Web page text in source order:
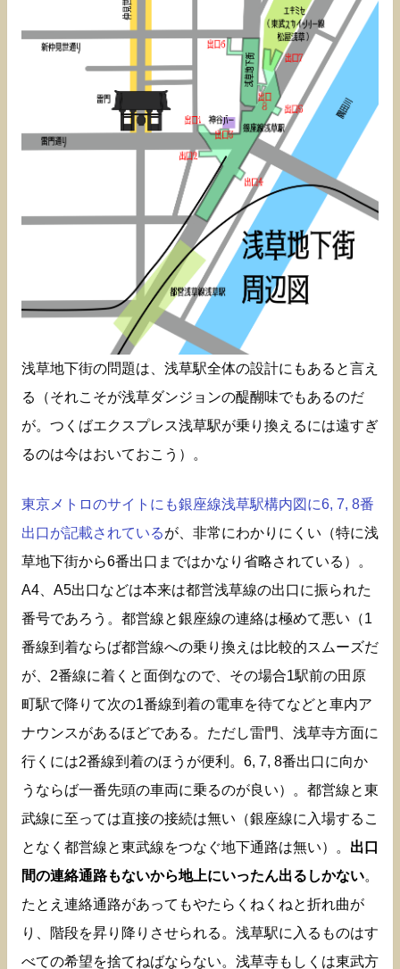
浅草地下街の問題は、浅草駅全体の設計にもあると言え
る（それこそが浅草ダンジョンの醍醐味でもあるのだ
が。つくばエクスプレス浅草駅が乗り換えるには遠すぎ
るのは今はおいておこう）。
東京メトロのサイトにも銀座線浅草駅構内図に6, 7, 8番
出口が記載されているが、非常にわかりにくい（特に浅
草地下街から6番出口まではかなり省略されている）。
A4、A5出口などは本来は都営浅草線の出口に振られた
番号であろう。都営線と銀座線の連絡は極めて悪い（1
番線到着ならば都営線への乗り換えは比較的スムーズだ
が、2番線に着くと面倒なので、その場合1駅前の田原
町駅で降りて次の1番線到着の電車を待てなどと車内ア
ナウンスがあるほどである。ただし雷門、浅草寺方面に
行くには2番線到着のほうが便利。6, 7, 8番出口に向か
うならば一番先頭の車両に乗るのが良い）。都営線と東
武線に至っては直接の接続は無い（銀座線に入場するこ
となく都営線と東武線をつなぐ地下通路は無い）。 出口
間の連絡通路もないから地上にいったん出るしかない。
たとえ連絡通路があってもやたらくねくねと折れ曲が
り、階段を昇り降りさせられる。浅草駅に入るものはす
べての希望を捨てねばならない。浅草寺もしくは東武方